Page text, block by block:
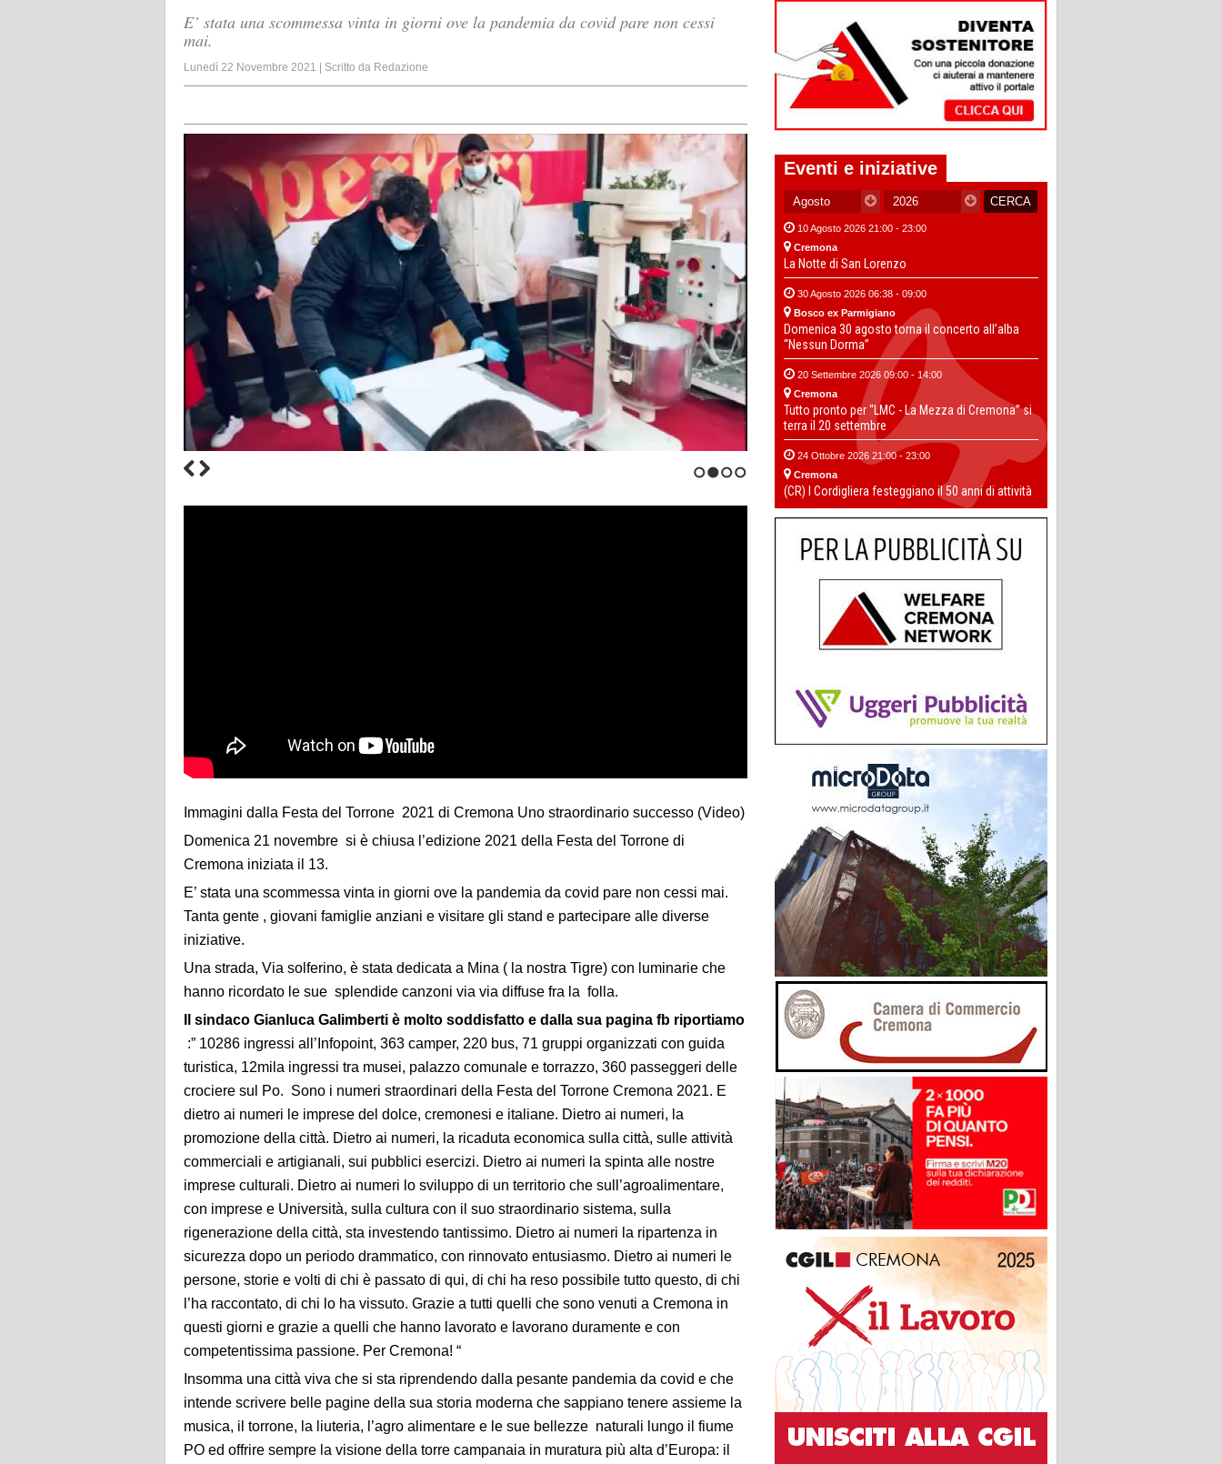
E’ stata una scommessa vinta in giorni ove la pandemia da covid pare non cessi
mai.
Lunedì 22 Novembre 2021 | Scritto da Redazione
Immagini dalla Festa del Torrone 2021 di Cremona Uno straordinario successo (Video)
Domenica 21 novembre si è chiusa l’edizione 2021 della Festa del Torrone di
Cremona iniziata il 13.
E’ stata una scommessa vinta in giorni ove la pandemia da covid pare non cessi mai.
Tanta gente , giovani famiglie anziani e visitare gli stand e partecipare alle diverse
iniziative.
Una strada, Via solferino, è stata dedicata a Mina ( la nostra Tigre) con luminarie che
hanno ricordato le sue splendide canzoni via via diffuse fra la folla.
Il sindaco Gianluca Galimberti è molto soddisfatto e dalla sua pagina fb riportiamo
:” 10286 ingressi all’Infopoint, 363 camper, 220 bus, 71 gruppi organizzati con guida
turistica, 12mila ingressi tra musei, palazzo comunale e torrazzo, 360 passeggeri delle
crociere sul Po. Sono i numeri straordinari della Festa del Torrone Cremona 2021. E
dietro ai numeri le imprese del dolce, cremonesi e italiane. Dietro ai numeri, la
promozione della città. Dietro ai numeri, la ricaduta economica sulla città, sulle attività
commerciali e artigianali, sui pubblici esercizi. Dietro ai numeri la spinta alle nostre
imprese culturali. Dietro ai numeri lo sviluppo di un territorio che sull’agroalimentare,
con imprese e Università, sulla cultura con il suo straordinario sistema, sulla
rigenerazione della città, sta investendo tantissimo. Dietro ai numeri la ripartenza in
sicurezza dopo un periodo drammatico, con rinnovato entusiasmo. Dietro ai numeri le
persone, storie e volti di chi è passato di qui, di chi ha reso possibile tutto questo, di chi
l’ha raccontato, di chi lo ha vissuto. Grazie a tutti quelli che sono venuti a Cremona in
questi giorni e grazie a quelli che hanno lavorato e lavorano duramente e con
competentissima passione. Per Cremona! “
Insomma una città viva che si sta riprendendo dalla pesante pandemia da covid e che
intende scrivere belle pagine della sua storia moderna che sappiano tenere assieme la
musica, il torrone, la liuteria, l’agro alimentare e le sue bellezze naturali lungo il fiume
PO ed offrire sempre la visione della torre campanaia in muratura più alta d’Europa: il
Eventi e iniziative
10 Agosto 2026 21:00 - 23:00
Cremona
La Notte di San Lorenzo
30 Agosto 2026 06:38 - 09:00
Bosco ex Parmigiano
Domenica 30 agosto torna il concerto all’alba
“Nessun Dorma”
20 Settembre 2026 09:00 - 14:00
Cremona
Tutto pronto per “LMC - La Mezza di Cremona” si
terra il 20 settembre
24 Ottobre 2026 21:00 - 23:00
Cremona
(CR) I Cordigliera festeggiano il 50 anni di attività